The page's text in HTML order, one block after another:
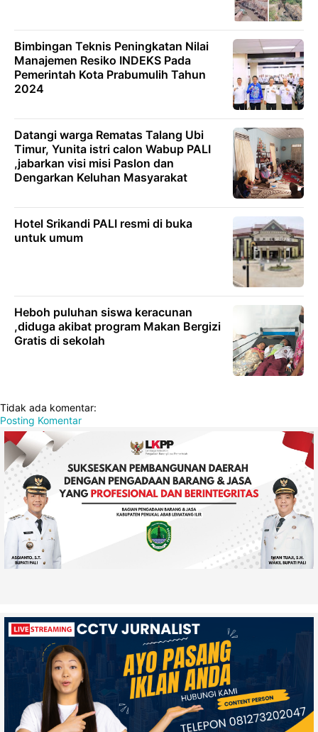
Bimbingan Teknis Peningkatan Nilai
Manajemen Resiko INDEKS Pada
Pemerintah Kota Prabumulih Tahun
2024
Datangi warga Rematas Talang Ubi
Timur, Yunita istri calon Wabup PALI
,jabarkan visi misi Paslon dan
Dengarkan Keluhan Masyarakat
Hotel Srikandi PALI resmi di buka
untuk umum
Heboh puluhan siswa keracunan
,diduga akibat program Makan Bergizi
Gratis di sekolah
Tidak ada komentar:
Posting Komentar